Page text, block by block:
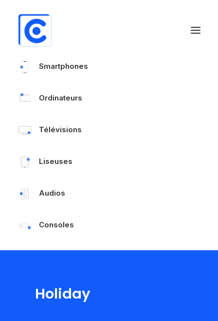
Smartphones
Ordinateurs
Télévisions
Liseuses
Audios
Consoles
Holiday